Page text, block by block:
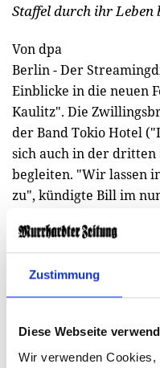
Zustimmung
Diese Webseite
Wir verwenden
Staffel durch ihr
Von dpa
Berlin - Der
Einblicke in die neuen
Kaulitz". Die
der Band Tokio Hotel
sich auch in der
begleiten. "Wir lassen
zu", kündigte Bill im
In kurzen
Gesundheitsfragen,
zurück nach Sachsen-
auf und gründeten
verheiratet